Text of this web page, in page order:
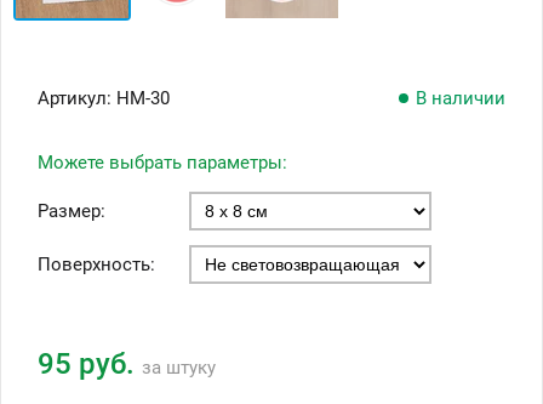
Артикул: НМ-30 В наличии
Можете выбрать параметры:
Размер:
Поверхность:
95 руб. за штуку